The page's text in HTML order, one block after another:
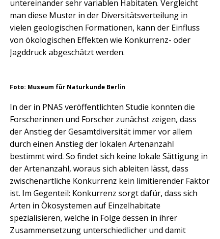
untereinander sehr variablen Habitaten. Vergleicht
man diese Muster in der Diversitätsverteilung in
vielen geologischen Formationen, kann der Einfluss
von ökologischen Effekten wie Konkurrenz- oder
Jagddruck abgeschätzt werden.
Foto: Museum für Naturkunde Berlin
In der in PNAS veröffentlichten Studie konnten die
Forscherinnen und Forscher zunächst zeigen, dass
der Anstieg der Gesamtdiversität immer vor allem
durch einen Anstieg der lokalen Artenanzahl
bestimmt wird. So findet sich keine lokale Sättigung in
der Artenanzahl, woraus sich ableiten lässt, dass
zwischenartliche Konkurrenz kein limitierender Faktor
ist. Im Gegenteil: Konkurrenz sorgt dafür, dass sich
Arten in Ökosystemen auf Einzelhabitate
spezialisieren, welche in Folge dessen in ihrer
Zusammensetzung unterschiedlicher und damit